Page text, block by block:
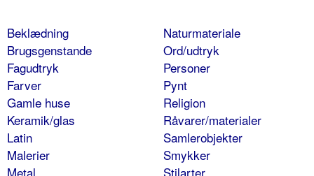
Beklædning
Brugsgenstande
Fagudtryk
Farver
Gamle huse
Keramik/glas
Latin
Malerier
Metal
Naturmateriale
Ord/udtryk
Personer
Pynt
Religion
Råvarer/materialer
Samlerobjekter
Smykker
Stilarter